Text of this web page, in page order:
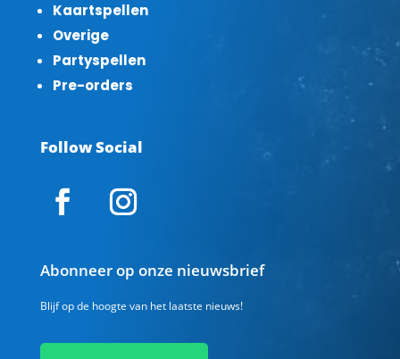
Kaartspellen
Overige
Partyspellen
Pre-orders
Follow Social
Abonneer op onze nieuwsbrief
Blijf op de hoogte van het laatste nieuws!